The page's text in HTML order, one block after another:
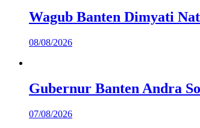
Wagub Banten Dimyati
08/08/2026
Gubernur Banten Andra
07/08/2026